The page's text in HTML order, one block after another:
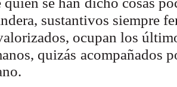
sustantivos siempre
ocupan los
quizás acompañados